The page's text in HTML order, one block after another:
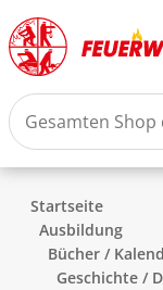
Startseite
Ausbildung
Bücher /
Geschichte /